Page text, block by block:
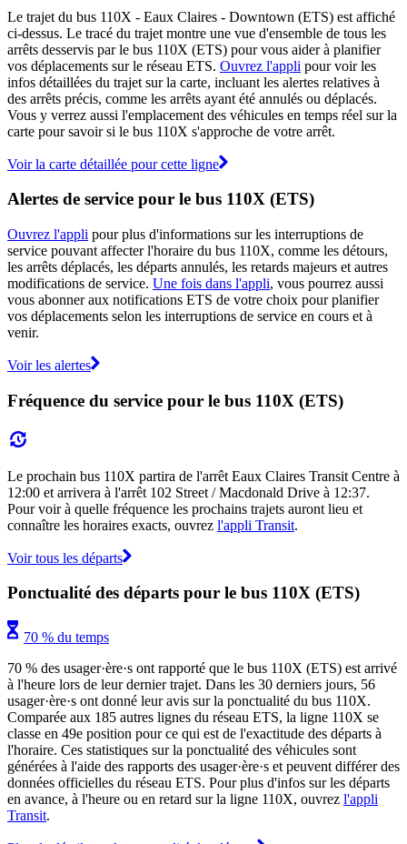
Le trajet du bus 110X - Eaux Claires - Downtown (ETS) est affiché
ci-dessus. Le tracé du trajet montre une vue d'ensemble de tous les
arrêts desservis par le bus 110X (ETS) pour vous aider à planifier
vos déplacements sur le réseau ETS. Ouvrez l'appli pour voir les
infos détaillées du trajet sur la carte, incluant les alertes relatives à
des arrêts précis, comme les arrêts ayant été annulés ou déplacés.
Vous y verrez aussi l'emplacement des véhicules en temps réel sur la
carte pour savoir si le bus 110X s'approche de votre arrêt.
Voir la carte détaillée pour cette ligne
Alertes de service pour le bus 110X (ETS)
Ouvrez l'appli pour plus d'informations sur les interruptions de
service pouvant affecter l'horaire du bus 110X, comme les détours,
les arrêts déplacés, les départs annulés, les retards majeurs et autres
modifications de service. Une fois dans l'appli, vous pourrez aussi
vous abonner aux notifications ETS de votre choix pour planifier
vos déplacements selon les interruptions de service en cours et à
venir.
Voir les alertes
Fréquence du service pour le bus 110X (ETS)
Le prochain bus 110X partira de l'arrêt Eaux Claires Transit Centre à
12:00 et arrivera à l'arrêt 102 Street / Macdonald Drive à 12:37.
Pour voir à quelle fréquence les prochains trajets auront lieu et
connaître les horaires exacts, ouvrez l'appli Transit.
Voir tous les départs
Ponctualité des départs pour le bus 110X (ETS)
70 % du temps
70 % des usager·ère·s ont rapporté que le bus 110X (ETS) est arrivé
à l'heure lors de leur dernier trajet. Dans les 30 derniers jours, 56
usager·ère·s ont donné leur avis sur la ponctualité du bus 110X.
Comparée aux 185 autres lignes du réseau ETS, la ligne 110X se
classe en 49e position pour ce qui est de l'exactitude des départs à
l'horaire. Ces statistiques sur la ponctualité des véhicules sont
générées à l'aide des rapports des usager·ère·s et peuvent différer des
données officielles du réseau ETS. Pour plus d'infos sur les départs
en avance, à l'heure ou en retard sur la ligne 110X, ouvrez l'appli
Transit.